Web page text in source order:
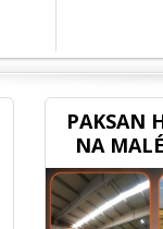
PAKSAN
NA